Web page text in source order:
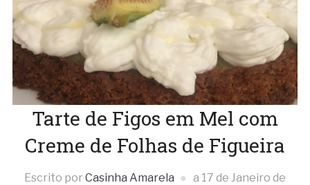
Tarte de Figos em Mel com
Creme de Folhas de Figueira
Escrito por Casinha Amarela a 17 de Janeiro de